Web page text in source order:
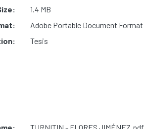
1.4 MB
Adobe Portable Document Format
Tesis